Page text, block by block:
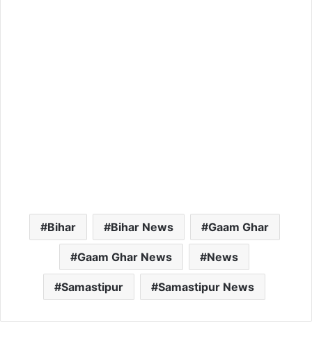
Bihar Bihar News Gaam Ghar
Gaam Ghar News News
Samastipur Samastipur News